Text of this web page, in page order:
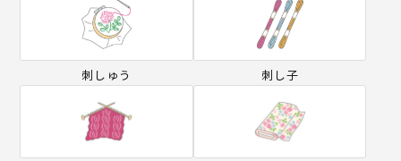
刺しゅう 刺し子